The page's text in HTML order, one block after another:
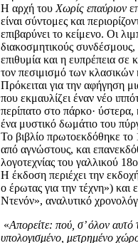
Η αρχή του Χωρίς επαύριον
είναι σύντομες και
επιβαρύνει το κείμενο. Οι
διακοσμητικούς
επιθυμία και η ευπρέπεια
τον πεσιμισμό των κλασικών
Πρόκειται για την αφήγηση
που εκμαυλίζει έναν νέο
περίπατο στο πάρκο· ύστερα,
ένα μυστικό δωμάτιο του
Το βιβλίο πρωτοεκδόθηκε
από αγνώστους, και
λογοτεχνίας του γαλλικού
Η έκδοση περιέχει την
ο έρωτας για την τέχνη»)
Ντενόν», αναλυτικό
«Απορείτε: πού, σ’ όλον
υπολογισμένο, μετρημένο